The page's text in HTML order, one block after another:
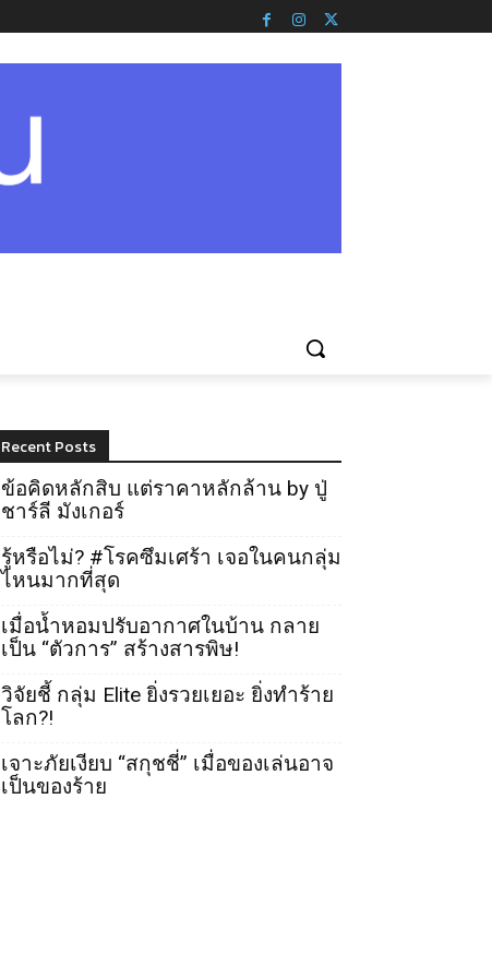
Recent Posts
ข้อคิดหลักสิบ แต่ราคาหลักล้าน by ปู่
ชาร์ลี มังเกอร์
รู้หรือไม่? #โรคซึมเศร้า เจอในคนกลุ่ม
ไหนมากที่สุด
เมื่อน้ำหอมปรับอากาศในบ้าน กลาย
เป็น “ตัวการ” สร้างสารพิษ!
วิจัยชี้ กลุ่ม Elite ยิ่งรวยเยอะ ยิ่งทำร้าย
โลก?!
เจาะภัยเงียบ “สกุชชี่” เมื่อของเล่นอาจ
เป็นของร้าย